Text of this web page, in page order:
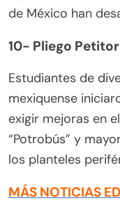
de México han
10- Pliego
Estudiantes de
mexiquense
exigir mejoras en
“Potrobús” y
los planteles
MÁS NOTICIAS